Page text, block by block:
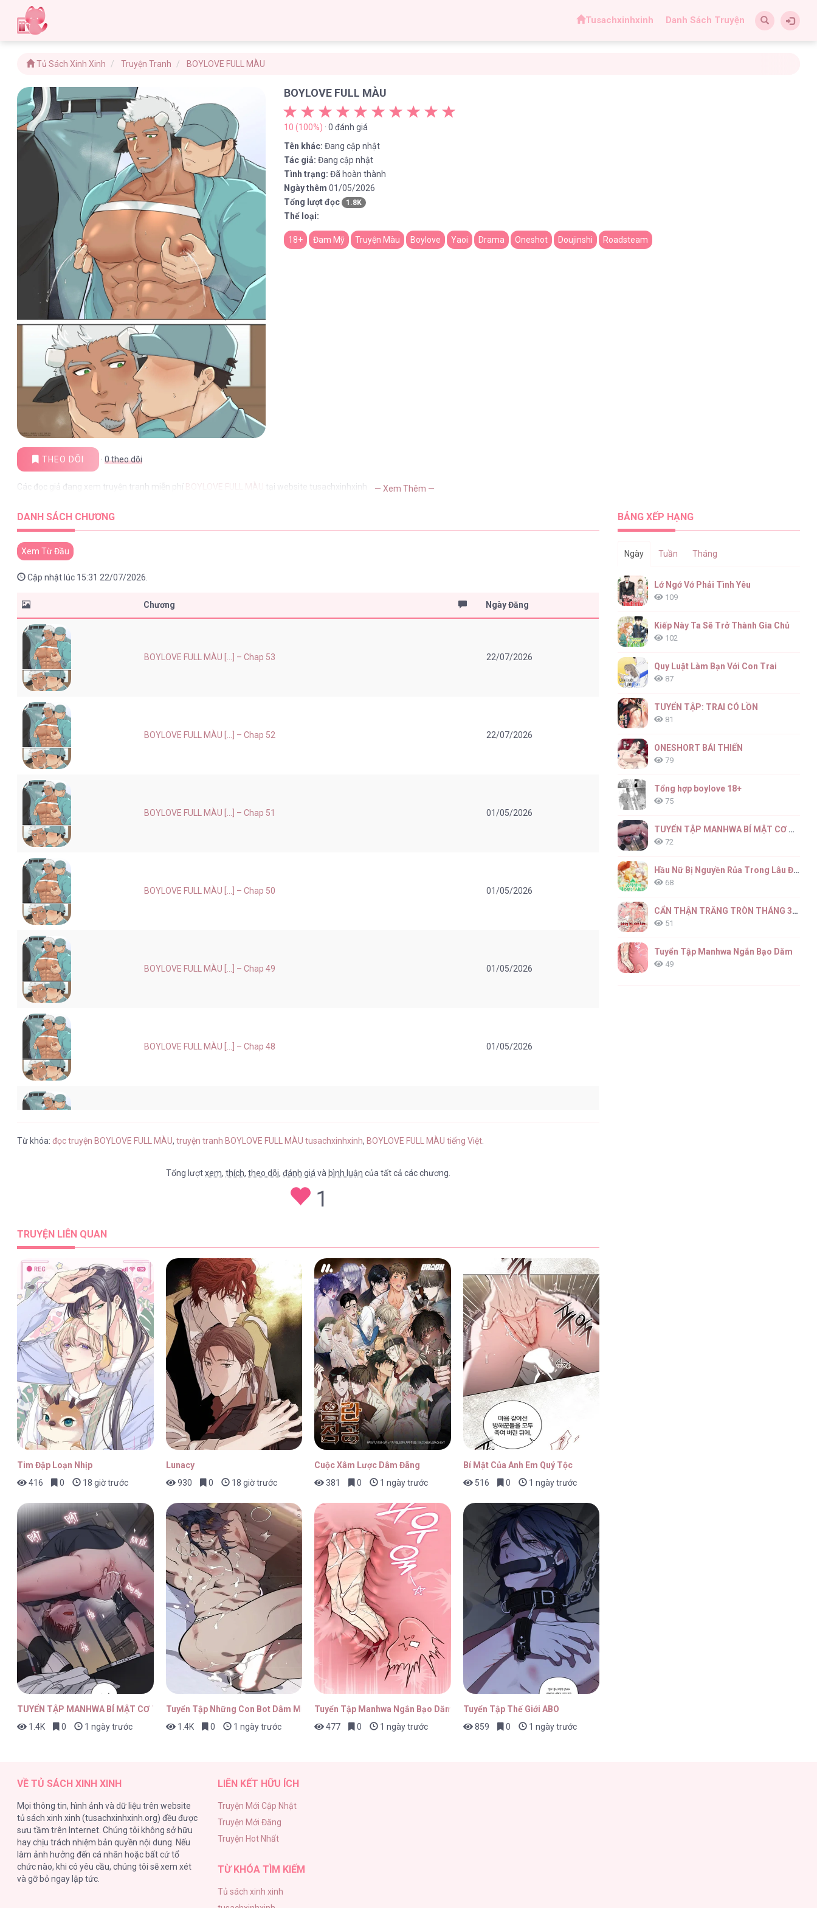
Tusachxinhxinh Danh Sách Truyện
Tủ Sách Xinh Xinh Truyện Tranh BOYLOVE FULL MÀU
BOYLOVE FULL MÀU
10 (100%) · 0 đánh giá
Tên khác: Đang cập nhật
Tác giả: Đang cập nhật
Tình trạng: Đã hoàn thành
Ngày thêm 01/05/2026
Tổng lượt đọc
1.8K
Thể loại:
18+ Đam Mỹ Truyện Màu Boylove Yaoi Drama Oneshot Doujinshi Roadsteam
THEO DÕI ·0theo dõi
Các đọc giả đang xem truyện tranh miễn phí BOYLOVE FULL MÀU tại website tusachxinhxinh — Xem Thêm —
DANH SÁCH CHƯƠNG
Xem Từ Đầu
Cập nhật lúc 15:31 22/07/2026.
Chương Ngày Đăng
BOYLOVE FULL MÀU [...] – Chap 53 22/07/2026
BOYLOVE FULL MÀU [...] – Chap 52 22/07/2026
BOYLOVE FULL MÀU [...] – Chap 51 01/05/2026
BOYLOVE FULL MÀU [...] – Chap 50 01/05/2026
BOYLOVE FULL MÀU [...] – Chap 49 01/05/2026
BOYLOVE FULL MÀU [...] – Chap 48 01/05/2026
BOYLOVE FULL MÀU [...] – Chap 46.2 01/05/2026
BOYLOVE FULL MÀU [...] – Chap 46.1 01/05/2026
BOYLOVE FULL MÀU [...] – Chap 45 01/05/2026
BOYLOVE FULL MÀU [...] – Chap 44 01/05/2026
BOYLOVE FULL MÀU [...] – Chap 43 01/05/2026
BOYLOVE FULL MÀU [...] – Chap 42.3 01/05/2026
BOYLOVE FULL MÀU [...] – Chap 42.1
BOYLOVE FULL MÀU [...] – Chap 41
Từ khóa:đọc truyện BOYLOVE FULL MÀU,truyện tranh BOYLOVE FULL MÀU tusachxinhxinh, BOYLOVE FULL MÀU tiếng Việt.
Tổng lượtxem,thích,theo dõi,đánh giávà bình luận của tất cả các chương.
1
TRUYỆN LIÊN QUAN
Tim Đập Loạn Nhịp
416
0 18 giờ trước
Lunacy
930
0 18 giờ trước
Cuộc Xâm Lược Dâm Đãng
381
0 1 ngày trước
Bí Mật Của Anh Em Quý Tộc
516
0 1 ngày trước
TUYỂN TẬP MANHWA BÍ MẬT CƠ THỂ
1.4K
0 1 ngày trước
Tuyển Tập Những Con Bot Dâm Múp Rụp
1.4K
0 1 ngày trước
Tuyển Tập Manhwa Ngắn Bạo Dăm
477
0 1 ngày trước
Tuyển Tập Thế Giới ABO
859
0 1 ngày trước
BẢNG XẾP HẠNG
Ngày Tuần Tháng
Lớ Ngớ Vớ Phải Tình Yêu
109
Kiếp Này Ta Sẽ Trở Thành Gia Chủ
102
Quy Luật Làm Bạn Với Con Trai
87
TUYỂN TẬP: TRAI CÓ LỒN
81
ONESHORT BÁI THIẾN
79
Tổng hợp boylove 18+
75
TUYỂN TẬP MANHWA BÍ MẬT CƠ THỂ
72
Hầu Nữ Bị Nguyền Rủa Trong Lâu Đài Của Công Tước
68
CẨN THẬN TRĂNG TRÒN THÁNG 3 ĐẤY
51
Tuyển Tập Manhwa Ngắn Bạo Dăm
49
VỀ TỦ SÁCH XINH XINH
Mọi thông tin, hình ảnh và dữ liệu trên website
tủ sách xinh xinh (tusachxinhxinh.org) đều được
sưu tầm trên Internet. Chúng tôi không sở hữu
hay chịu trách nhiệm bản quyền nội dung. Nếu
làm ảnh hưởng đến cá nhân hoặc bất cứ tổ
chức nào, khi có yêu cầu, chúng tôi sẽ xem xét
và gỡ bỏ ngay lập tức.
LIÊN KẾT HỮU ÍCH
Truyện Mới Cập Nhật
Truyện Mới Đăng
Truyện Hot Nhất
TỪ KHÓA TÌM KIẾM
Tủ sách xinh xinh